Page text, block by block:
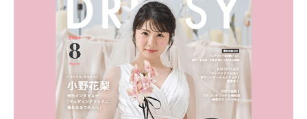
解決します。 まずは診断で候補を絞れる「ウェディ
ング診断」か、体験型 […]
続きを読む